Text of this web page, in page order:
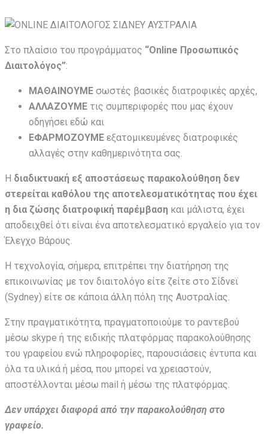
Στο πλαίσιο του προγράμματος “Online Προσωπικός
Διαιτολόγος”:
ΜΑΘΑΙΝΟΥΜΕ σωστές βασικές διατροφικές αρχές,
ΑΛΛΑΖΟΥΜΕ τις συμπεριφορές που μας έχουν
οδηγήσει εδώ και
ΕΦΑΡΜΟΖΟΥΜΕ εξατομικευμένες διατροφικές
αλλαγές στην καθημερινότητα σας.
H διαδικτυακή εξ αποστάσεως παρακολούθηση δεν
στερείται καθόλου της αποτελεσματικότητας που έχει
η δια ζώσης διατροφική παρέμβαση και μάλιστα, έχει
αποδειχθεί ότι είναι ένα αποτελεσματικό εργαλείο για τον
Έλεγχο Βάρους.
Η τεχνολογία, σήμερα, επιτρέπει την διατήρηση της
επικοινωνίας με τον διαιτολόγο είτε ζείτε στο Σίδνεϊ
(Sydney) είτε σε κάποια άλλη πόλη της Αυστραλίας.
Στην πραγματικότητα, πραγματοποιούμε το ραντεβού
μέσω skype ή της ειδικής πλατφόρμας παρακολούθησης
του γραφείου ενώ πληροφορίες, παρουσιάσεις έντυπα και
όλα τα υλικά ή μέσα, που μπορεί να χρειαστούν,
αποστέλλονται μέσω mail ή μέσω της πλατφόρμας.
Δεν υπάρχει διαφορά από την παρακολούθηση στο
γραφείο.